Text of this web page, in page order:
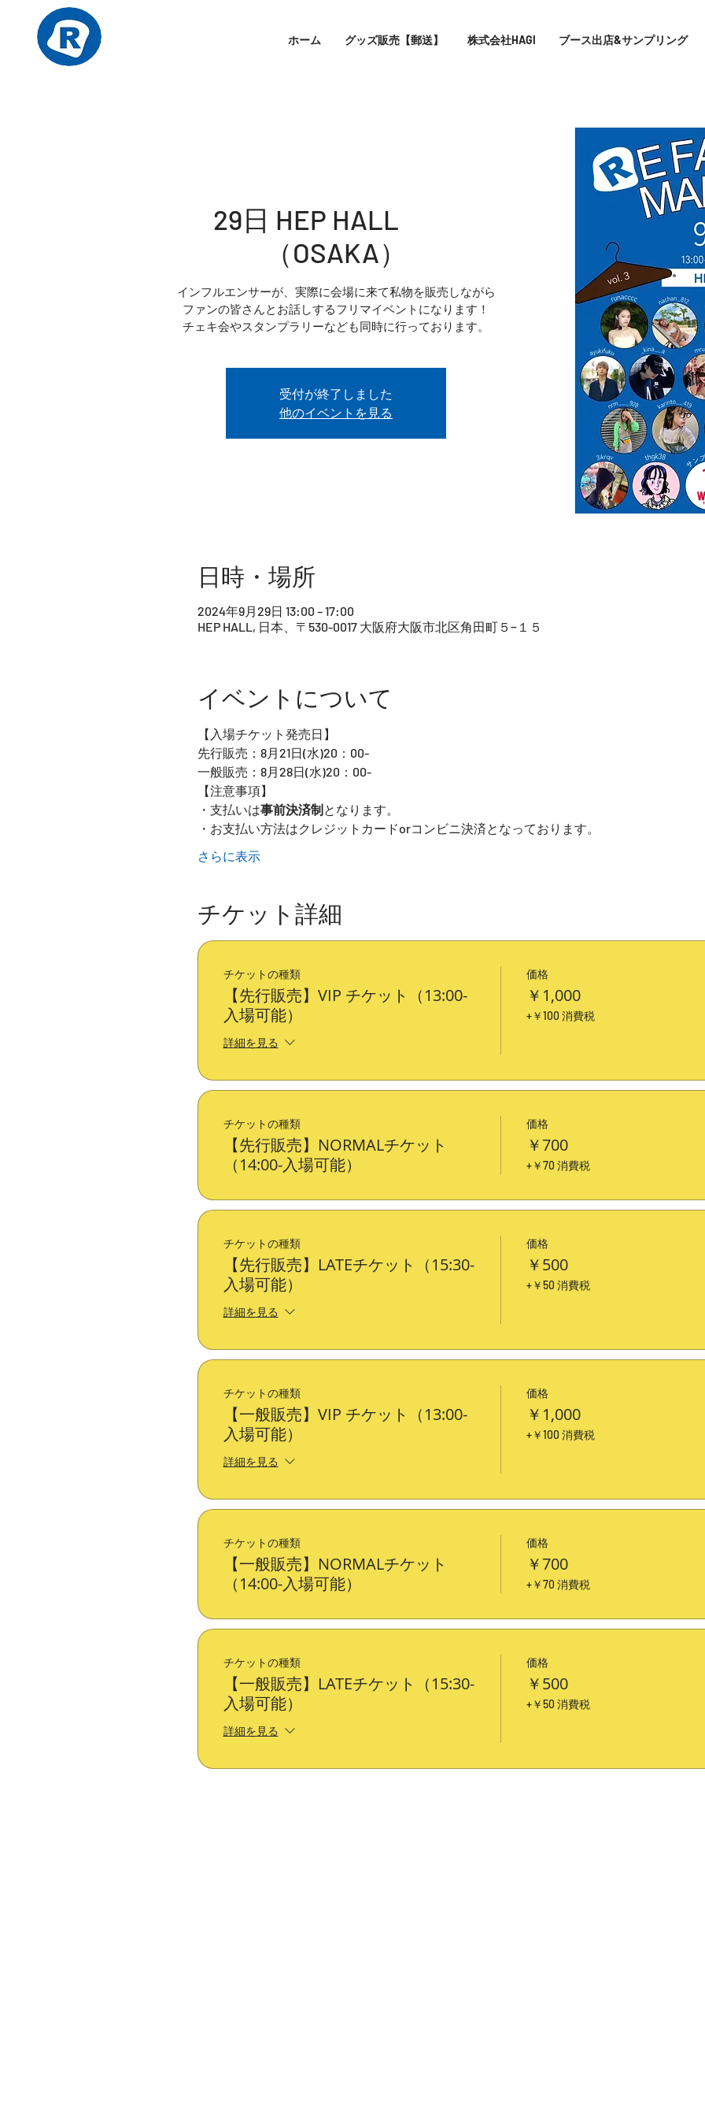
ホーム グッズ販売【郵送】 株式会社HAGI ブース出店&サンプリング
29日 HEP HALL
（OSAKA）
インフルエンサーが、実際に会場に来て私物を販売しながら
ファンの皆さんとお話しするフリマイベントになります！
チェキ会やスタンプラリーなども同時に行っております。
受付が終了しました
他のイベントを見る
日時・場所
2024年9月29日 13:00 – 17:00
HEP HALL, 日本、〒530-0017 大阪府大阪市北区角田町５−１５
イベントについて
【入場チケット発売日】
先行販売：8月21日(水)20：00-
一般販売：8月28日(水)20：00-
【注意事項】
・支払いは事前決済制となります。
・お支払い方法はクレジットカードorコンビニ決済となっております。
さらに表示
チケット詳細
チケットの種類
【先行販売】VIP チケット（13:00-
入場可能）
詳細を見る
価格
￥1,000
+￥100 消費税
チケットの種類
【先行販売】NORMALチケット
（14:00-入場可能）
価格
￥700
+￥70 消費税
チケットの種類
【先行販売】LATEチケット（15:30-
入場可能）
詳細を見る
価格
￥500
+￥50 消費税
チケットの種類
【一般販売】VIP チケット（13:00-
入場可能）
詳細を見る
価格
￥1,000
+￥100 消費税
チケットの種類
【一般販売】NORMALチケット
（14:00-入場可能）
価格
￥700
+￥70 消費税
チケットの種類
【一般販売】LATEチケット（15:30-
入場可能）
詳細を見る
価格
￥500
+￥50 消費税